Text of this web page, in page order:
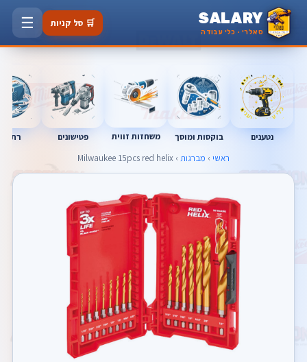
SALARY
סאלרי · כלי עבודה
🛒 סל קניות ☰
נטענים בוקסות ומוסך משחזות זווית פטישונים
ראשי › מברגות › Milwaukee 15pcs red helix